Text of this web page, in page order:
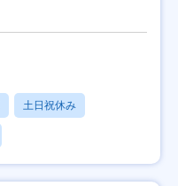
土日祝休み